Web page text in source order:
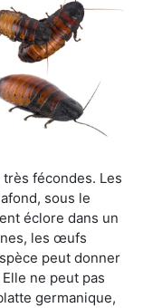
fécondes. Les
sous le
éclore dans un
les œufs
peut donner
ne peut pas
germanique,